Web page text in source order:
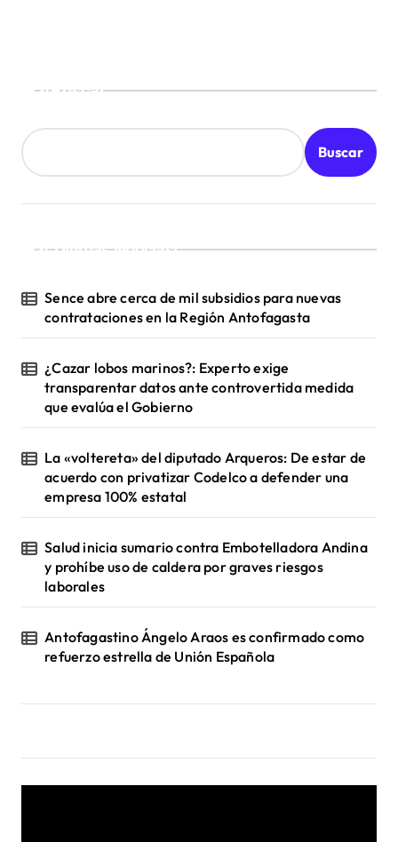
Buscar
Buscar
¡Ultimas Noticias!
Sence abre cerca de mil subsidios para nuevas
contrataciones en la Región Antofagasta
¿Cazar lobos marinos?: Experto exige
transparentar datos ante controvertida medida
que evalúa el Gobierno
La «voltereta» del diputado Arqueros: De estar de
acuerdo con privatizar Codelco a defender una
empresa 100% estatal
Salud inicia sumario contra Embotelladora Andina
y prohíbe uso de caldera por graves riesgos
laborales
Antofagastino Ángelo Araos es confirmado como
refuerzo estrella de Unión Española